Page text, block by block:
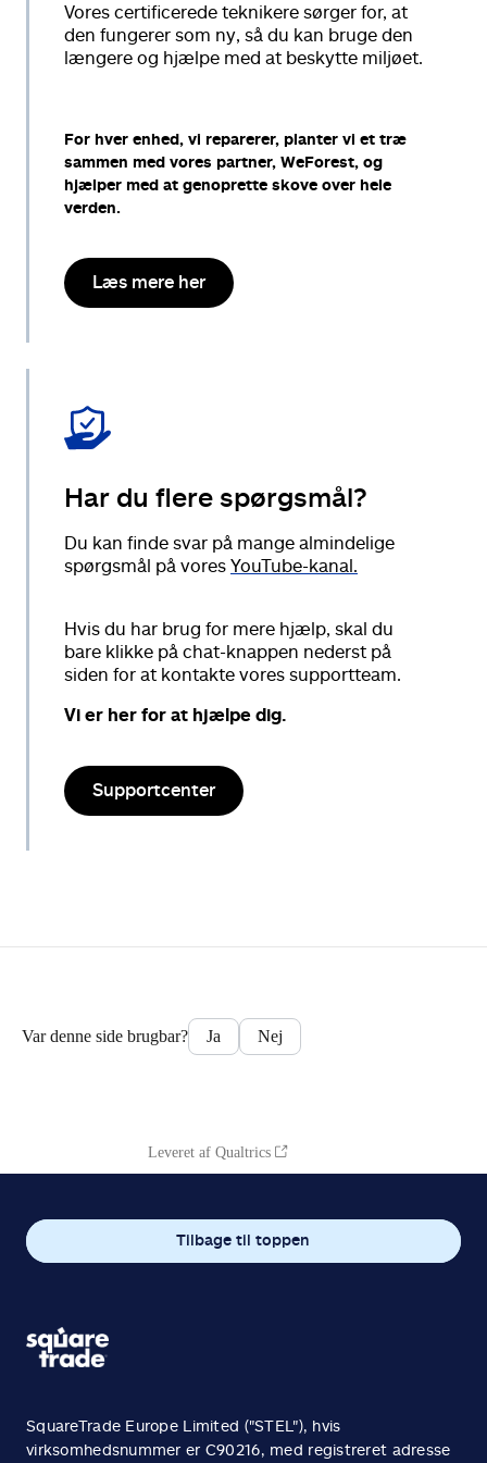
Vores certificerede teknikere sørger for, at
den fungerer som ny, så du kan bruge den
længere og hjælpe med at beskytte miljøet.
For hver enhed, vi reparerer, planter vi et træ
sammen med vores partner, WeForest, og
hjælper med at genoprette skove over hele
verden.
Læs mere her
Har du flere spørgsmål?
Du kan finde svar på mange almindelige
spørgsmål på vores YouTube-kanal.
Hvis du har brug for mere hjælp, skal du
bare klikke på chat-knappen nederst på
siden for at kontakte vores supportteam.
Vi er her for at hjælpe dig.
Supportcenter
Tilbage til toppen
SquareTrade Europe Limited ("STEL"), hvis
virksomhedsnummer er C90216, med registreret adresse